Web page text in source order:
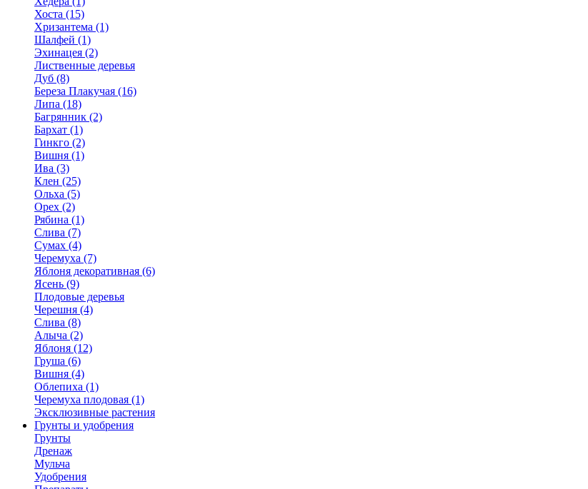
Хоста (15)
Хризантема (1)
Шалфей (1)
Эхинацея (2)
Лиственные деревья
Дуб (8)
Береза Плакучая (16)
Липа (18)
Багрянник (2)
Бархат (1)
Гинкго (2)
Вишня (1)
Ива (3)
Клен (25)
Ольха (5)
Орех (2)
Рябина (1)
Слива (7)
Сумах (4)
Черемуха (7)
Яблоня декоративная (6)
Ясень (9)
Плодовые деревья
Черешня (4)
Слива (8)
Алыча (2)
Яблоня (12)
Груша (6)
Вишня (4)
Облепиха (1)
Черемуха плодовая (1)
Эксклюзивные растения
Грунты и удобрения
Грунты
Дренаж
Мульча
Удобрения